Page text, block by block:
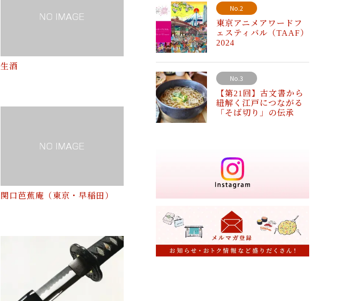
生酒
関口芭蕉庵（東京・早稲田）
No.2
東京アニメアワードフ
ェスティバル（TAAF）
2024
No.3
【第21回】古文書から
紐解く江戸につながる
「そば切り」の伝承